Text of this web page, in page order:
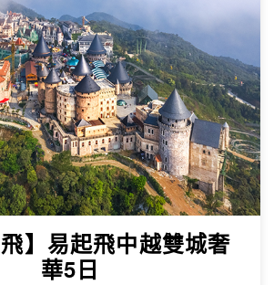
飛】易起飛中越雙城奢
華5日